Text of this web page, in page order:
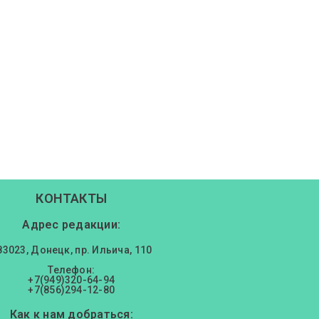
КОНТАКТЫ
Адрес редакции:
Донецк, пр. Ильича, 110
Телефон:
+7(949)320-64-94
+7(856)294-12-80
Как к нам добраться: